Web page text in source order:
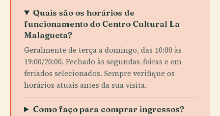
Quais são os horários de
funcionamento do Centro Cultural La
Malagueta?
Geralmente de terça a domingo, das 10:00 às
19:00/20:00. Fechado às segundas-feiras e em
feriados selecionados. Sempre verifique os
horários atuais antes da sua visita.
Como faço para comprar ingressos?